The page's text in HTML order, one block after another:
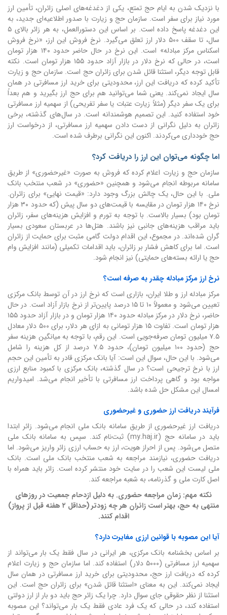
با نزدیک شدن به ایام حج تمتع، یکی از دغدغه‌های اصلی زائران، تأمین ارز
مورد نیاز برای سفر است. سازمان حج و زیارت با صدور اطلاعیه‌ای جدید، به
این دغدغه پاسخ داده است. بر اساس این دستورالعمل، به هر زائر بالای ۵
سال، تا سقف ۵۰۰ دلار ارز تعلق می‌گیرد. نرخ فروش این ارز، «نرخ فروش
اسکناس مرکز مبادله» است. این نرخ در حال حاضر حدود ۱۴۰ هزار تومان
است، در حالی که نرخ دلار در بازار آزاد حدود ۱۵۵ هزار تومان است. نکته
قابل توجه دیگر، استثنا قائل شدن برای زائران حج است. سازمان حج و زیارت
تأکید کرده که دریافت این ارز، محدودیتی برای خرید ارز مسافرتی در همان
سال ایجاد نمی‌کند. یعنی شما می‌توانید هم برای حج ارز بگیرید و هم بعداً
برای یک سفر دیگر (مثلاً زیارت عتبات یا سفر تفریحی) از سهمیه ارز مسافرتی
خود استفاده کنید. این تصمیم هوشمندانه است. در سال‌های گذشته، برخی
زائران به دلیل نگرانی از دست دادن سهمیه ارز مسافرتی، از درخواست ارز
حج خودداری می‌کردند. اکنون این نگرانی برطرف شده است.
اما چگونه می‌توان این ارز را دریافت کرد؟
سازمان حج و زیارت اعلام کرده که فروش به صورت «غیرحضوری» از طریق
سامانه مربوطه انجام می‌شود و همچنین «حضوری» در شعب منتخب بانک
ملی. با این حال، یک چالش بزرگ وجود دارد: «قیمت نهایی» برای زائران.
نرخ ۱۴۰ هزار تومان در مقایسه با قیمت‌های دو سال پیش (که حدود ۳۰ هزار
تومان بود) بسیار بالاست. با توجه به تورم و افزایش هزینه‌های سفر، زائران
باید مراقب هزینه‌های جانبی نیز باشند. هتل‌ها در عربستان سعودی بسیار
گران شده‌اند. در مجموع، این اقدام دولت گامی مثبت برای حمایت از زائران
است. اما برای کاهش فشار بر زائران، باید اقدامات تکمیلی (مانند افزایش وام
حج یا ارائه بسته‌های حمایتی) نیز انجام شود.
نرخ ارز مرکز مبادله چقدر به صرفه است؟
مرکز مبادله ارز و طلا ایران، بازاری است که نرخ ارز در آن توسط بانک مرکزی
تعیین می‌شود و معمولاً ۱۰ تا ۱۵ درصد پایین‌تر از نرخ بازار آزاد است. در حال
حاضر، نرخ دلار در مرکز مبادله حدود ۱۴۰ هزار تومان و در بازار آزاد حدود ۱۵۵
هزار تومان است. تفاوت ۱۵ هزار تومانی به ازای هر دلار، برای ۵۰۰ دلار معادل
۷.۵ میلیون تومان صرفه‌جویی است. این رقم، با توجه به میانگین هزینه سفر
حج (حدود ۱۰۰ میلیون تومان)، حدود ۷.۵ درصد از کل هزینه را شامل
می‌شود. با این حال، سوال این است: آیا بانک مرکزی قادر به تأمین این حجم
ارز با نرخ ترجیحی است؟ در سال گذشته، بانک مرکزی با کمبود منابع ارزی
مواجه بود و گاهی پرداخت ارز مسافرتی با تأخیر انجام می‌شد. امیدواریم
امسال این مشکل حل شده باشد.
فرآیند دریافت ارز حضوری و غیرحضوری
دریافت ارز غیرحضوری از طریق سامانه بانک ملی انجام می‌شود. زائر ابتدا
باید در سامانه حج (my.haj.ir) ثبت‌نام کند. سپس به سامانه بانک ملی
متصل می‌شود. پس از احراز هویت، ارز به حساب ارزی زائر واریز می‌شود. اما
دریافت حضوری، نیازمند مراجعه به شعب منتخب بانک ملی است. بانک
ملی لیست این شعب را در سایت خود منتشر کرده است. زائر باید همراه با
اصل کارت ملی و گذرنامه، به شعبه مراجعه کند.
نکته مهم: زمان مراجعه حضوری. به دلیل ازدحام جمعیت در روزهای
منتهی به حج، بهتر است زائران هر چه زودتر (حداقل ۲ هفته قبل از پرواز)
اقدام کنند.
آیا این مصوبه با قوانین ارزی مغایرت دارد؟
بر اساس بخشنامه بانک مرکزی، هر ایرانی در سال فقط یک بار می‌تواند از
سهمیه ارز مسافرتی (۵۰۰۰ دلار) استفاده کند. اما سازمان حج و زیارت اعلام
کرده که دریافت ارز حج، محدودیتی برای خرید ارز مسافرتی در همان سال
ایجاد نمی‌کند. این به معنای «استثنا قائل شدن» برای زائران حج است. این
استثنا از نظر حقوقی جای سوال دارد. چرا یک زائر حج باید دو بار از ارز دولتی
استفاده کند، در حالی که یک فرد عادی فقط یک بار می‌تواند؟ این مصوبه